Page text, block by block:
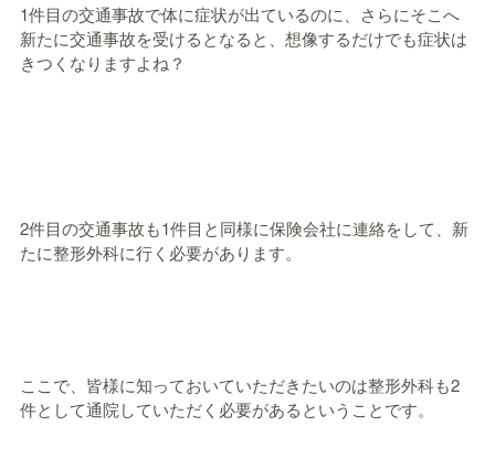
1件目の交通事故で体に症状が出ているのに、さらにそこへ
新たに交通事故を受けるとなると、想像するだけでも症状は
きつくなりますよね？
2件目の交通事故も1件目と同様に保険会社に連絡をして、新
たに整形外科に行く必要があります。
ここで、皆様に知っておいていただきたいのは整形外科も2
件として通院していただく必要があるということです。